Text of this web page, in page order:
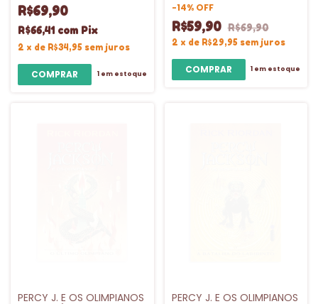
R$69,90
R$66,41 com Pix
2 x de R$34,95 sem juros
1 em estoque
-14% OFF
R$59,90 R$69,90
2 x de R$29,95 sem juros
1 em estoque
PERCY J. E OS OLIMPIANOS
PERCY J. E OS OLIMPIANOS